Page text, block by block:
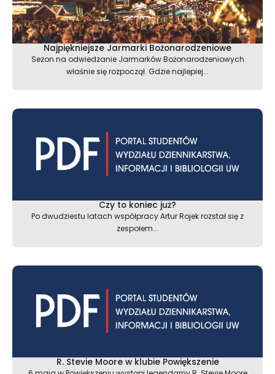
Najpiękniejsze Jarmarki Bożonarodzeniowe
Sezon na odwiedzanie Jarmarków Bożonarodzeniowych
właśnie się rozpoczął. Gdzie najlepiej...
Czy to koniec już?
Po dwudziestu latach współpracy Artur Rojek rozstał się z
zespołem...
R. Stevie Moore w klubie Powiększenie